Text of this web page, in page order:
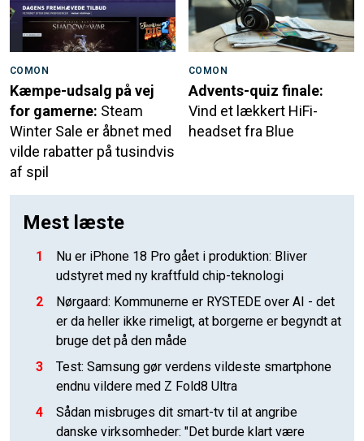
COMON
Kæmpe-udsalg på vej
for gamerne: Steam
Winter Sale er åbnet med
vilde rabatter på tusindvis
af spil
COMON
Advents-quiz finale:
Vind et lækkert HiFi-
headset fra Blue
Mest læste
1
Nu er iPhone 18 Pro gået i produktion: Bliver
udstyret med ny kraftfuld chip-teknologi
2
Nørgaard: Kommunerne er RYSTEDE over AI - det
er da heller ikke rimeligt, at borgerne er begyndt at
bruge det på den måde
3
Test: Samsung gør verdens vildeste smartphone
endnu vildere med Z Fold8 Ultra
4
Sådan misbruges dit smart-tv til at angribe
danske virksomheder: "Det burde klart være